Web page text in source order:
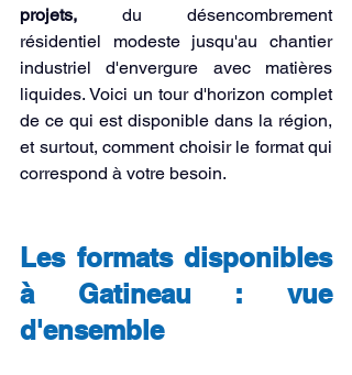
projets, du désencombrement
résidentiel modeste jusqu'au chantier
industriel d'envergure avec matières
liquides. Voici un tour d'horizon complet
de ce qui est disponible dans la région,
et surtout, comment choisir le format qui
correspond à votre besoin.
Les formats disponibles
à Gatineau : vue
d'ensemble